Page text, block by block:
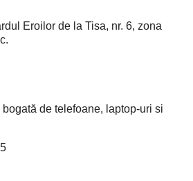
Eroilor de la Tisa, nr. 6, zona
de telefoane, laptop-uri si